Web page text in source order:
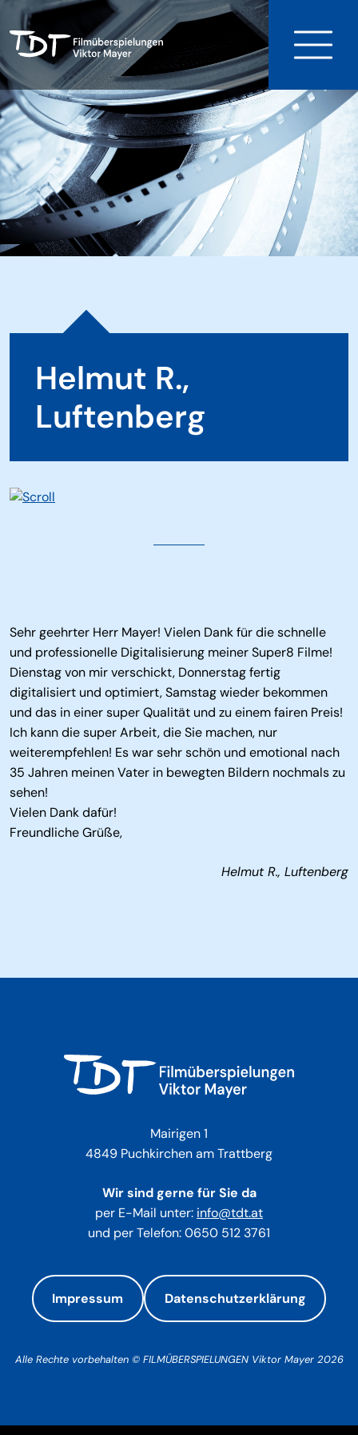
Fragen und Antworten
Kontakt
Helmut R.,
Luftenberg
Sehr geehrter Herr Mayer! Vielen Dank für die schnelle
und professionelle Digitalisierung meiner Super8 Filme!
Dienstag von mir verschickt, Donnerstag fertig
digitalisiert und optimiert, Samstag wieder bekommen
und das in einer super Qualität und zu einem fairen Preis!
Ich kann die super Arbeit, die Sie machen, nur
weiterempfehlen! Es war sehr schön und emotional nach
35 Jahren meinen Vater in bewegten Bildern nochmals zu
sehen!
Vielen Dank dafür!
Freundliche Grüße,
Helmut R., Luftenberg
Mairigen 1
4849 Puchkirchen am Trattberg
Wir sind gerne für Sie da
per E-Mail unter: info@tdt.at
und per Telefon: 0650 512 3761
Impressum Datenschutzerklärung
Alle Rechte vorbehalten © FILMÜBERSPIELUNGEN Viktor Mayer 2026